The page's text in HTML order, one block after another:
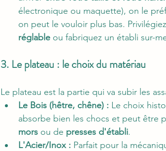
électronique ou maquette), on le
on peut le vouloir plus bas.
réglable ou fabriquez un établi sur-
3. Le plateau : le choix du matériau
Le plateau est la partie qui va subir les
Le Bois (hêtre, chêne) : Le choix
absorbe bien les chocs et peut être
mors ou de presses d'établi.
L'Acier/Inox : Parfait pour la